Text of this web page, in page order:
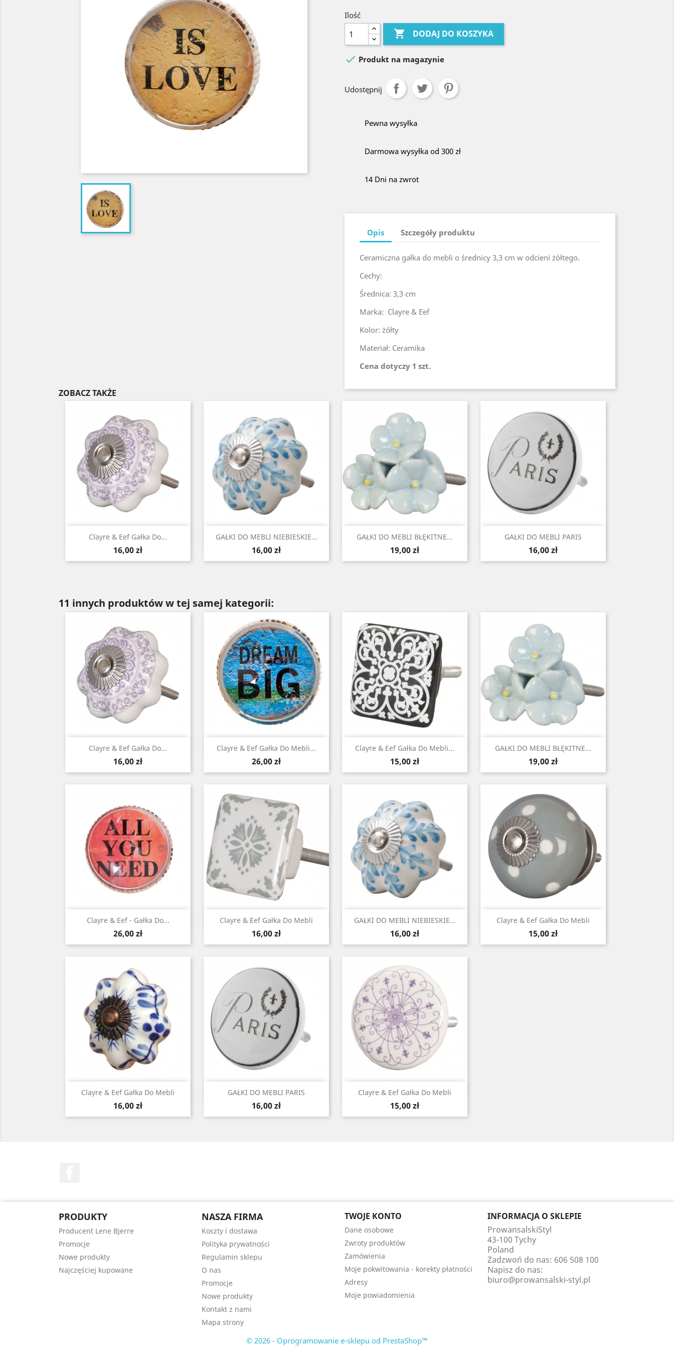
Ilość
 DODAJ DO KOSZYKA
 Produkt na magazynie
Udostępnij
Pewna wysyłka
Darmowa wysyłka od 300 zł
14 Dni na zwrot
Opis Szczegóły produktu
Ceramiczna gałka do mebli o średnicy 3,3 cm w odcieni żółtego.
Cechy:
Średnica: 3,3 cm
Marka: Clayre & Eef
Kolor: żółty
Materiał: Ceramika
Cena dotyczy 1 szt.
ZOBACZ TAKŻE
Clayre & Eef Gałka Do...
Cena
16,00 zł
Szybki podgląd GAŁKI DO MEBLI NIEBIESKIE...
Cena
16,00 zł
Szybki podgląd GAŁKI DO MEBLI BŁĘKITNE...
Cena
19,00 zł
Szybki podgląd GAŁKI DO MEBLI PARIS
Cena
16,00 zł
Szybki podgląd
11 innych produktów w tej samej kategorii:
Clayre & Eef Gałka Do...
Cena
16,00 zł
Szybki podgląd Clayre & Eef Gałka Do Mebli...
Cena
26,00 zł
Szybki podgląd Clayre & Eef Gałka Do Mebli...
Cena
15,00 zł
Szybki podgląd GAŁKI DO MEBLI BŁĘKITNE...
Cena
19,00 zł
Szybki podgląd
Clayre & Eef - Gałka Do...
Cena
26,00 zł
Szybki podgląd Clayre & Eef Gałka Do Mebli
Cena
16,00 zł
Szybki podgląd GAŁKI DO MEBLI NIEBIESKIE...
Cena
16,00 zł
Szybki podgląd Clayre & Eef Gałka Do Mebli
Cena
15,00 zł
Szybki podgląd
Clayre & Eef Gałka Do Mebli
Cena
16,00 zł
Szybki podgląd GAŁKI DO MEBLI PARIS
Cena
16,00 zł
Szybki podgląd Clayre & Eef Gałka Do Mebli
Cena
15,00 zł
Szybki podgląd
PRODUKTY
Producent Lene Bjerre
Promocje
Nowe produkty
Najczęściej kupowane
NASZA FIRMA
Koszty i dostawa
Polityka prywatności
Regulamin sklepu
O nas
Promocje
Nowe produkty
Kontakt z nami
Mapa strony
TWOJE KONTO
Dane osobowe
Zwroty produktów
Zamówienia
Moje pokwitowania - korekty płatności
Adresy
Moje powiadomienia
INFORMACJA O SKLEPIE
ProwansalskiStyl
43-100 Tychy
Poland
Zadzwoń do nas: 606 508 100
Napisz do nas:
biuro@prowansalski-styl.pl
© 2026 - Oprogramowanie e-sklepu od PrestaShop™